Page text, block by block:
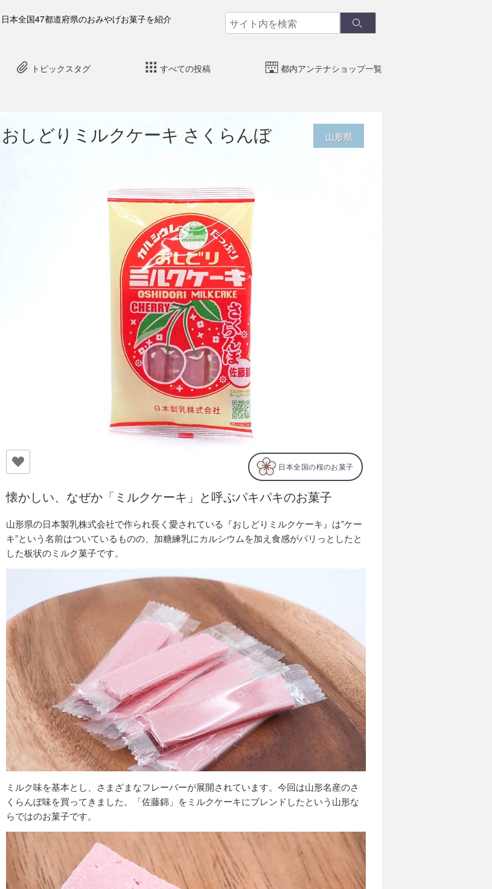
日本全国47都道府県のおみやげお菓子を紹介
検
索
検
トピックスタグ すべての投稿 都内アンテナショップ一覧
山形県
おしどりミルクケーキ さくらんぼ
日本全国の桜のお菓子
懐かしい、なぜか「ミルクケーキ」と呼ぶパキパキのお菓子
山形県の日本製乳株式会社で作られ長く愛されている『おしどりミルクケーキ』は”ケー
キ”という名前はついているものの、加糖練乳にカルシウムを加え食感がパリっとしたと
した板状のミルク菓子です。
ミルク味を基本とし、さまざまなフレーバーが展開されています。今回は山形名産のさ
くらんぼ味を買ってきました。「佐藤錦」をミルクケーキにブレンドしたという山形な
らではのお菓子です。